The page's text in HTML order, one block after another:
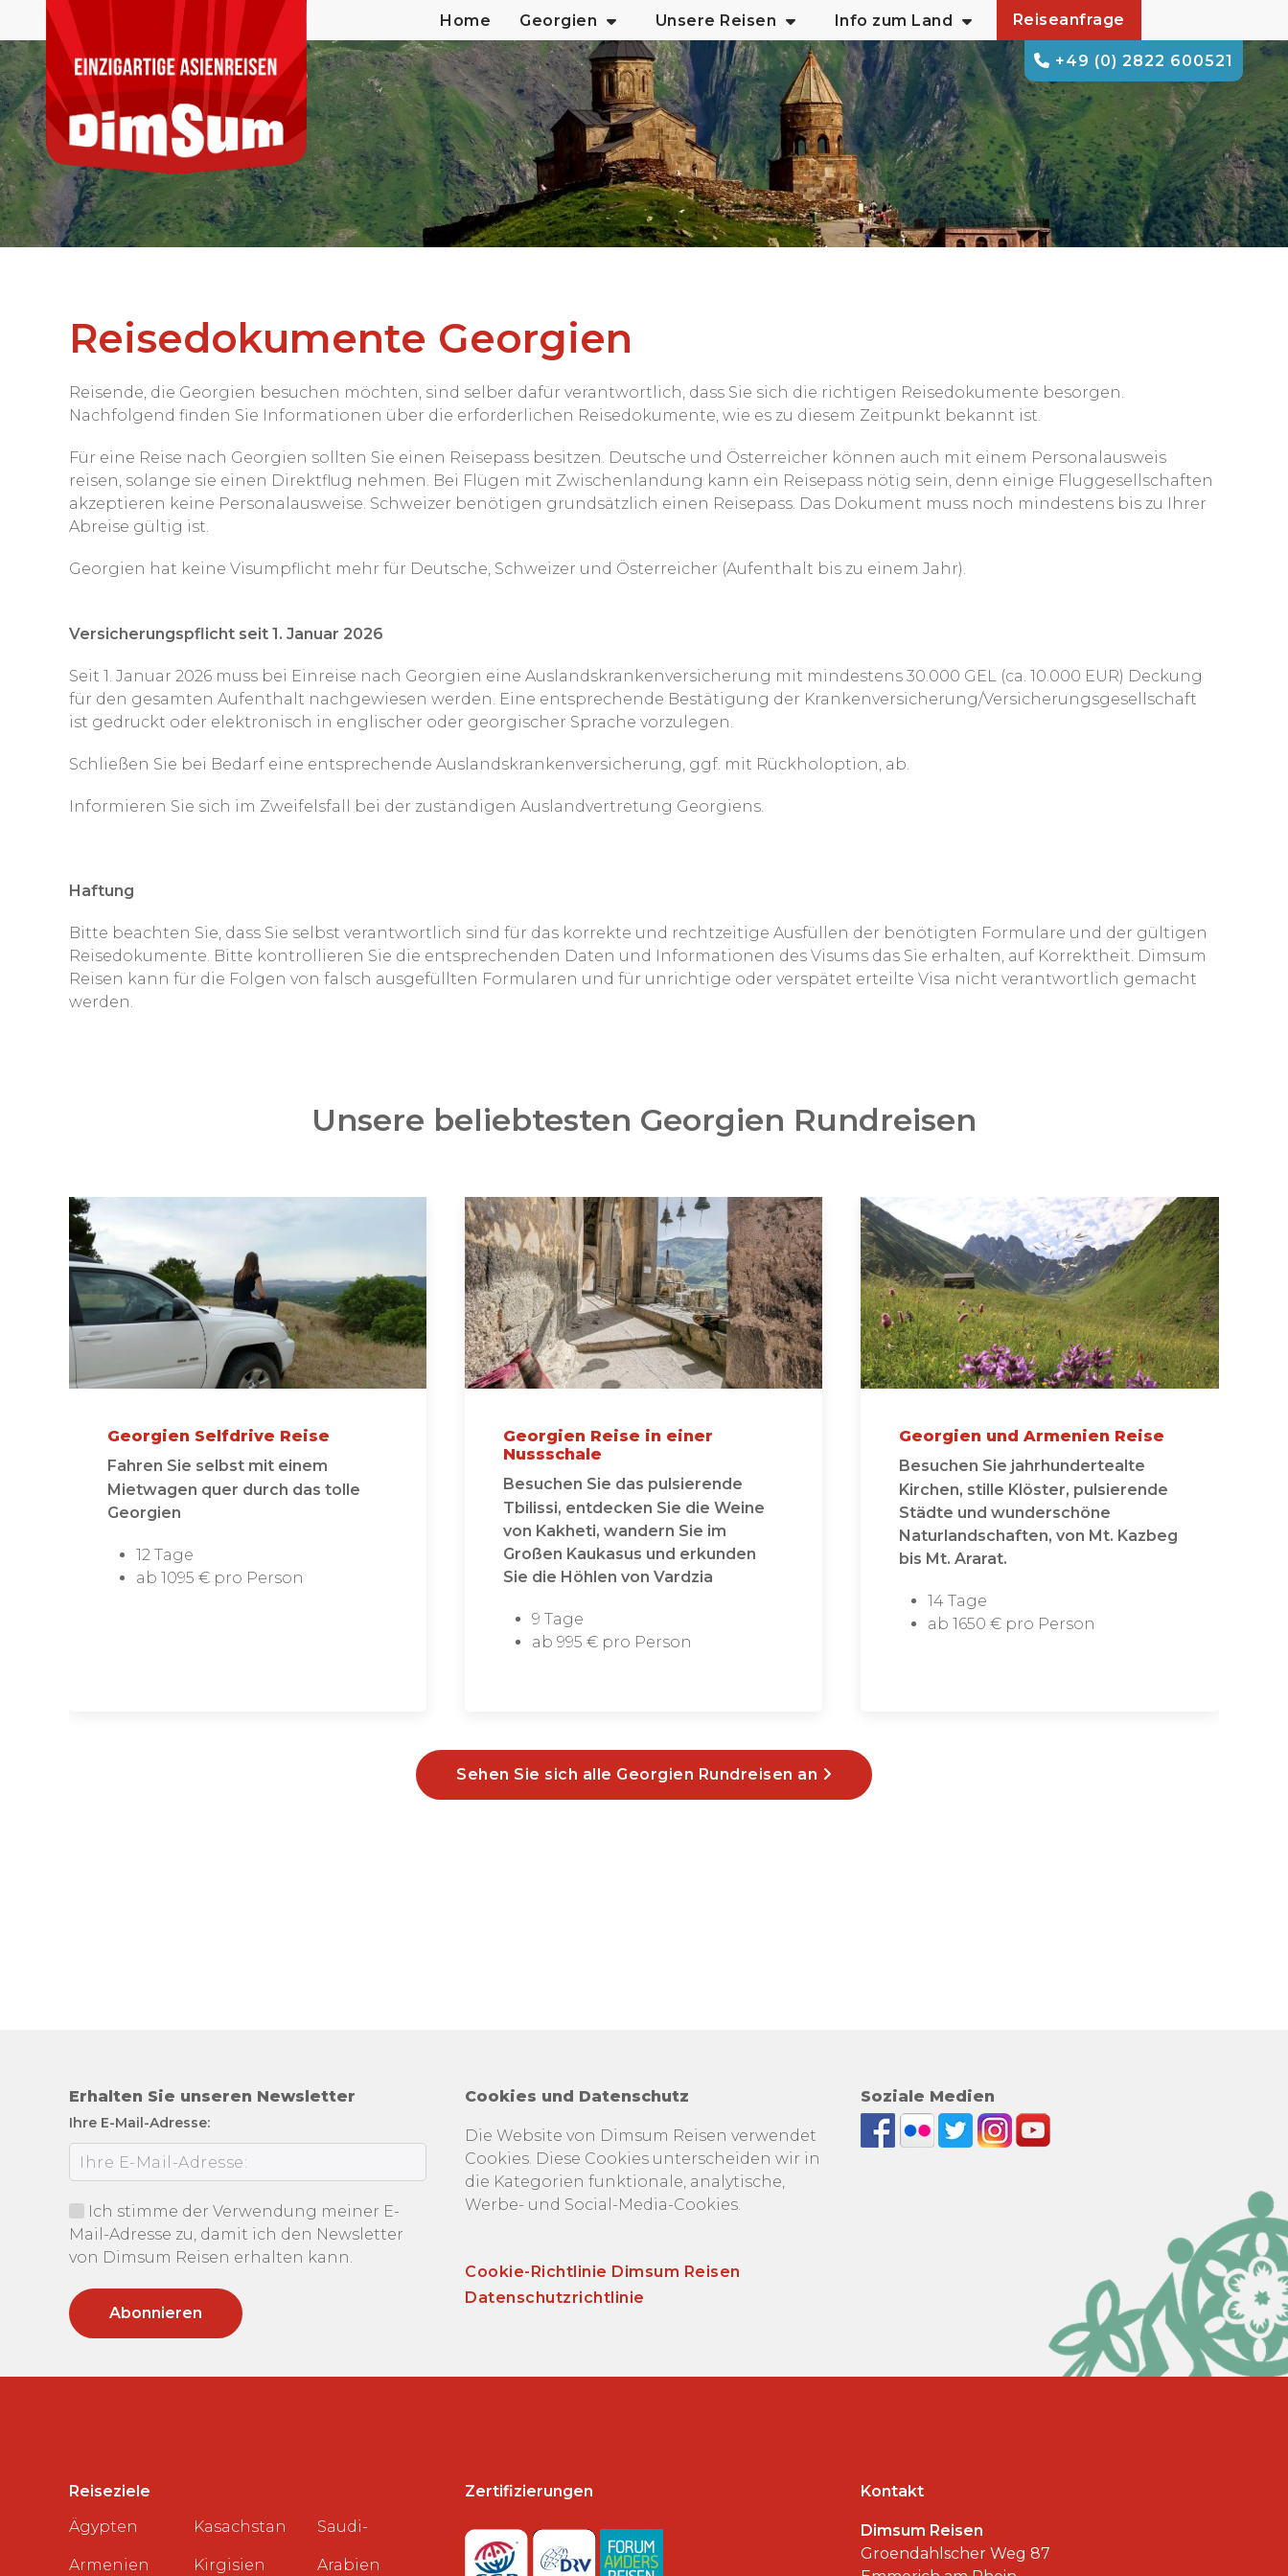
+49 (0) 2822 600521
Home Georgien Unsere Reisen Info zum Land Reiseanfrage
Reisedokumente Georgien
Reisende, die Georgien besuchen möchten, sind selber dafür verantwortlich, dass Sie sich die richtigen Reisedokumente besorgen.
Nachfolgend finden Sie Informationen über die erforderlichen Reisedokumente, wie es zu diesem Zeitpunkt bekannt ist.
Für eine Reise nach Georgien sollten Sie einen Reisepass besitzen. Deutsche und Österreicher können auch mit einem Personalausweis
reisen, solange sie einen Direktflug nehmen. Bei Flügen mit Zwischenlandung kann ein Reisepass nötig sein, denn einige Fluggesellschaften
akzeptieren keine Personalausweise. Schweizer benötigen grundsätzlich einen Reisepass. Das Dokument muss noch mindestens bis zu Ihrer
Abreise gültig ist.
Georgien hat keine Visumpflicht mehr für Deutsche, Schweizer und Österreicher (Aufenthalt bis zu einem Jahr).
Versicherungspflicht seit 1. Januar 2026
Seit 1. Januar 2026 muss bei Einreise nach Georgien eine Auslandskrankenversicherung mit mindestens 30.000 GEL (ca. 10.000 EUR) Deckung
für den gesamten Aufenthalt nachgewiesen werden. Eine entsprechende Bestätigung der Krankenversicherung/Versicherungsgesellschaft
ist gedruckt oder elektronisch in englischer oder georgischer Sprache vorzulegen.
Schließen Sie bei Bedarf eine entsprechende Auslandskrankenversicherung, ggf. mit Rückholoption, ab.
Informieren Sie sich im Zweifelsfall bei der zuständigen Auslandvertretung Georgiens.
Haftung
Bitte beachten Sie, dass Sie selbst verantwortlich sind für das korrekte und rechtzeitige Ausfüllen der benötigten Formulare und der gültigen
Reisedokumente. Bitte kontrollieren Sie die entsprechenden Daten und Informationen des Visums das Sie erhalten, auf Korrektheit. Dimsum
Reisen kann für die Folgen von falsch ausgefüllten Formularen und für unrichtige oder verspätet erteilte Visa nicht verantwortlich gemacht
werden.
Unsere beliebtesten Georgien Rundreisen
Georgien Selfdrive Reise
Fahren Sie selbst mit einem
Mietwagen quer durch das tolle
Georgien
12 Tage
ab 1095 € pro Person
Georgien Reise in einer
Nussschale
Besuchen Sie das pulsierende
Tbilissi, entdecken Sie die Weine
von Kakheti, wandern Sie im
Großen Kaukasus und erkunden
Sie die Höhlen von Vardzia
9 Tage
ab 995 € pro Person
Georgien und Armenien Reise
Besuchen Sie jahrhundertealte
Kirchen, stille Klöster, pulsierende
Städte und wunderschöne
Naturlandschaften, von Mt. Kazbeg
bis Mt. Ararat.
14 Tage
ab 1650 € pro Person
Sehen Sie sich alle Georgien Rundreisen an
Erhalten Sie unseren Newsletter
Ihre E-Mail-Adresse:
Ich stimme der Verwendung meiner E-
Mail-Adresse zu, damit ich den Newsletter
von Dimsum Reisen erhalten kann.
Cookies und Datenschutz
Die Website von Dimsum Reisen verwendet
Cookies. Diese Cookies unterscheiden wir in
die Kategorien funktionale, analytische,
Werbe- und Social-Media-Cookies.
Cookie-Richtlinie Dimsum Reisen
Datenschutzrichtlinie
Soziale Medien
Reiseziele
Ägypten
Armenien
Kasachstan
Kirgisien
Saudi-
Arabien
Zertifizierungen Kontakt
Dimsum Reisen
Groendahlscher Weg 87